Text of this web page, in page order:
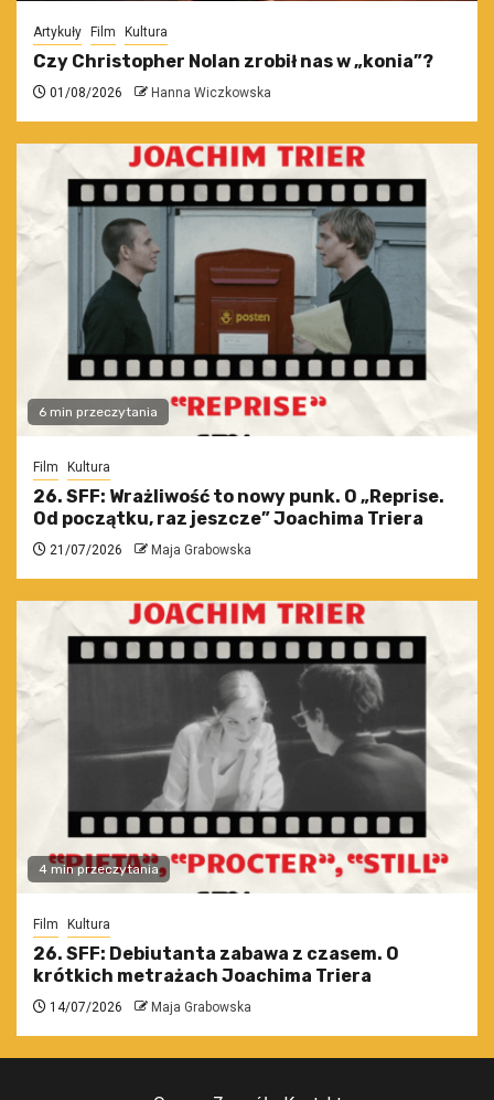
Artykuły Film Kultura
Czy Christopher Nolan zrobił nas w „konia”?
01/08/2026 Hanna Wiczkowska
6 min przeczytania
Film Kultura
26. SFF: Wrażliwość to nowy punk. O „Reprise.
Od początku, raz jeszcze” Joachima Triera
21/07/2026 Maja Grabowska
4 min przeczytania
Film Kultura
26. SFF: Debiutanta zabawa z czasem. O
krótkich metrażach Joachima Triera
14/07/2026 Maja Grabowska